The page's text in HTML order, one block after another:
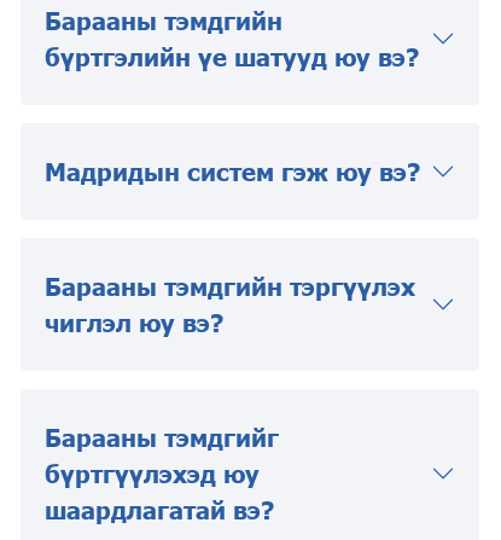
Барааны тэмдгийн
бүртгэлийн үе шатууд юу вэ?
Мадридын систем гэж юу вэ?
Барааны тэмдгийн тэргүүлэх
чиглэл юу вэ?
Барааны тэмдгийг
бүртгүүлэхэд юу
шаардлагатай вэ?